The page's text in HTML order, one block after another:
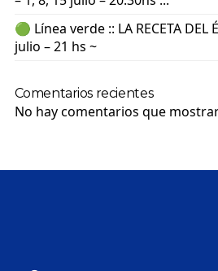
🟢 Línea verde :: LA RECETA DEL
julio – 21 hs ~
Comentarios recientes
No hay comentarios que